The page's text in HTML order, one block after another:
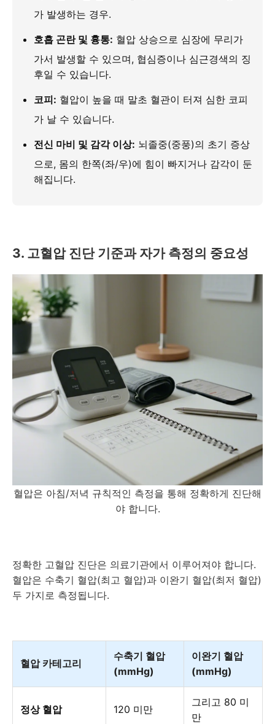
가 발생하는 경우.
호흡 곤란 및 흉통: 혈압 상승으로 심장에 무리가
가서 발생할 수 있으며, 협심증이나 심근경색의 징
후일 수 있습니다.
코피: 혈압이 높을 때 말초 혈관이 터져 심한 코피
가 날 수 있습니다.
전신 마비 및 감각 이상: 뇌졸중(중풍)의 초기 증상
으로, 몸의 한쪽(좌/우)에 힘이 빠지거나 감각이 둔
해집니다.
3. 고혈압 진단 기준과 자가 측정의 중요성
혈압은 아침/저녁 규칙적인 측정을 통해 정확하게 진단해
야 합니다.
정확한 고혈압 진단은 의료기관에서 이루어져야 합니다.
혈압은 수축기 혈압(최고 혈압)과 이완기 혈압(최저 혈압)
두 가지로 측정됩니다.
혈압 카테고리
수축기 혈압
(mmHg)
이완기 혈압
(mmHg)
정상 혈압 120 미만
그리고 80 미
만